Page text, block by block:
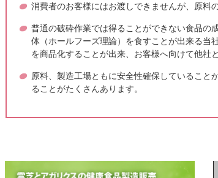
消費者のお客様にはお渡しできませんが、原料
普通の破砕作業では得ることができない食品の
体（ホールフーズ理論）を食すことが出来る当
を商品化することが出来、お客様へ向けて他社
原料、製造工場ともに安全性確保していること
ることがたくさんあります。